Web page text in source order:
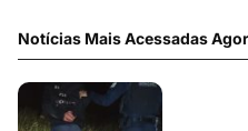
Notícias Mais Acessadas